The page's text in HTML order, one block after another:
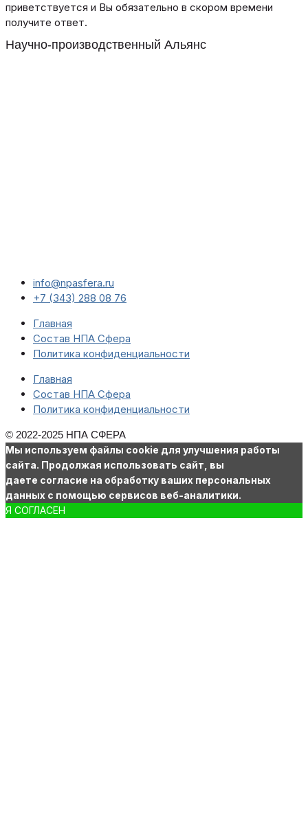
приветствуется и Вы обязательно в скором времени
получите ответ.
Научно-производственный Альянс
info@npasfera.ru
+7 (343) 288 08 76
Главная
Состав НПА Сфера
Политика конфиденциальности
Главная
Состав НПА Сфера
Политика конфиденциальности
© 2022-2025 НПА СФЕРА
Мы используем файлы cookie для улучшения работы
сайта. Продолжая использовать сайт, вы
даете согласие на обработку ваших персональных
данных с помощью сервисов веб-аналитики.
Я СОГЛАСЕН